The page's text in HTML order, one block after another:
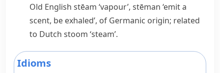
Old English stēam ‘vapour’, stēman ‘emit a
scent, be exhaled’, of Germanic origin; related
to Dutch stoom ‘steam’.
Idioms